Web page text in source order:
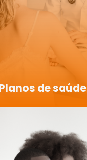
Planos de saúde